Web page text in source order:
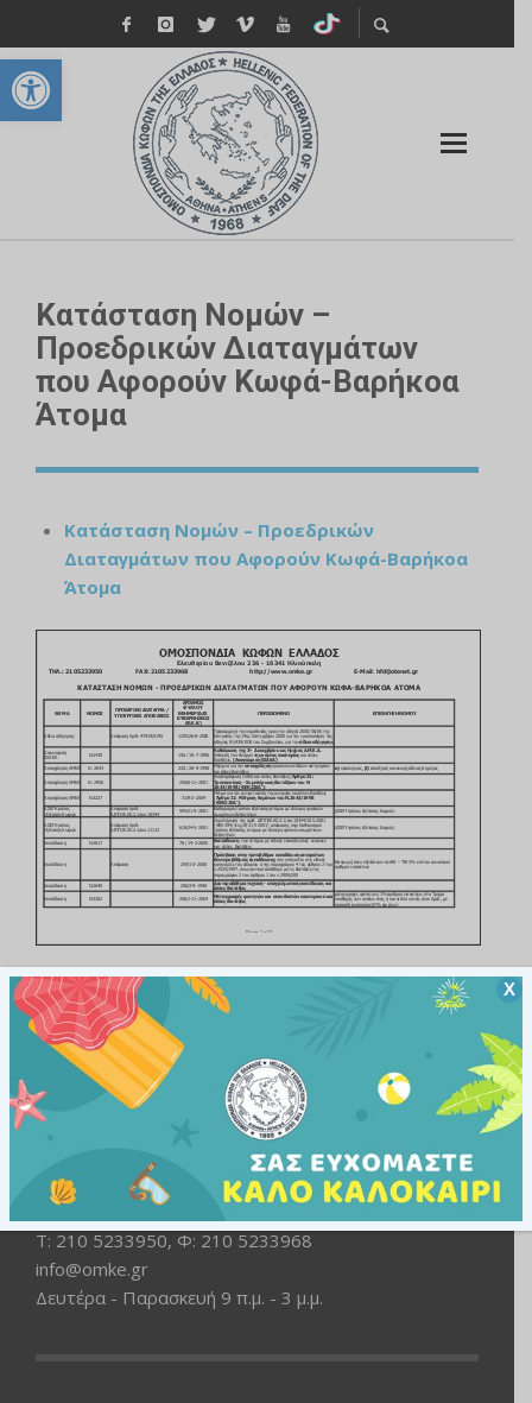
Ανοίξτε τη γραμμή εργαλείων
Κατάσταση Νομών –
Προεδρικών Διαταγμάτων
που Αφορούν Κωφά-Βαρήκοα
Άτομα
Κατάσταση Νομών – Προεδρικών
Διαταγμάτων που Αφορούν Κωφά-Βαρήκοα
Άτομα
ΕΠΙΚΟΙΝΩΝΙΑ
Ελ. Βενιζέλου 236
163 41, Ηλιούπολη
Τ: 210 5233950, Φ: 210 5233968
info@omke.gr
Δευτέρα - Παρασκευή 9 π.μ. - 3 μ.μ.
Χ